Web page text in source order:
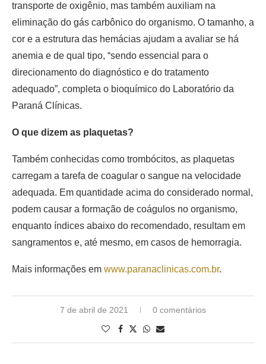
transporte de oxigênio, mas também auxiliam na
eliminação do gás carbônico do organismo. O tamanho, a
cor e a estrutura das hemácias ajudam a avaliar se há
anemia e de qual tipo, “sendo essencial para o
direcionamento do diagnóstico e do tratamento
adequado”, completa o bioquímico do Laboratório da
Paraná Clínicas.
O que dizem as plaquetas?
Também conhecidas como trombócitos, as plaquetas
carregam a tarefa de coagular o sangue na velocidade
adequada. Em quantidade acima do considerado normal,
podem causar a formação de coágulos no organismo,
enquanto índices abaixo do recomendado, resultam em
sangramentos e, até mesmo, em casos de hemorragia.
Mais informações em www.paranaclinicas.com.br.
7 de abril de 2021 0 comentários